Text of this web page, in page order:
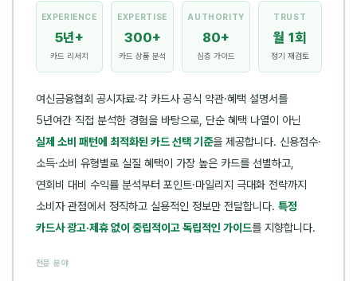
EXPERIENCE
5년+
카드 리서치
EXPERTISE
300+
카드 상품 분석
AUTHORITY
80+
심층 가이드
TRUST
월 1회
정기 재검토
여신금융협회 공시자료·각 카드사 공식 약관·혜택 설명서를
5년여간 직접 분석한 경험을 바탕으로, 단순 혜택 나열이 아닌
실제 소비 패턴에 최적화된 카드 선택 기준을 제공합니다. 신용점수·
소득·소비 유형별로 실질 혜택이 가장 높은 카드를 선별하고,
연회비 대비 수익률 분석부터 포인트·마일리지 극대화 전략까지
소비자 관점에서 정직하고 실용적인 정보만 전달합니다. 특정
카드사 광고·제휴 없이 중립적이고 독립적인 가이드를 지향합니다.
전문 분야